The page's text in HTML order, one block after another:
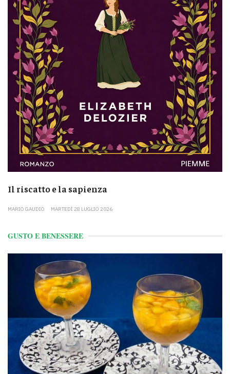
Il riscatto e la sapienza
MARIO GAUDIO MARTEDÌ 28 LUGLIO 2026
GUSTO E BENESSERE